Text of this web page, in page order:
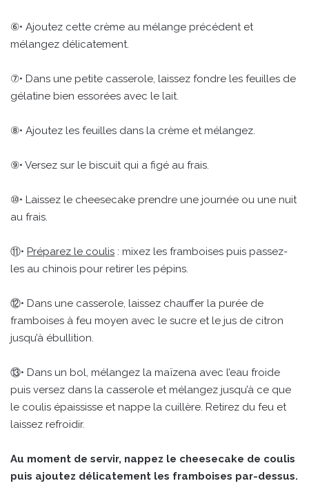
⑥• Ajoutez cette crème au mélange précédent et
mélangez délicatement.
⑦• Dans une petite casserole, laissez fondre les feuilles de
gélatine bien essorées avec le lait.
⑧• Ajoutez les feuilles dans la crème et mélangez.
⑨• Versez sur le biscuit qui a figé au frais.
⑩• Laissez le cheesecake prendre une journée ou une nuit
au frais.
⑪• Préparez le coulis : mixez les framboises puis passez-
les au chinois pour retirer les pépins.
⑫• Dans une casserole, laissez chauffer la purée de
framboises à feu moyen avec le sucre et le jus de citron
jusqu’à ébullition.
⑬• Dans un bol, mélangez la maïzena avec l’eau froide
puis versez dans la casserole et mélangez jusqu’à ce que
le coulis épaississe et nappe la cuillère. Retirez du feu et
laissez refroidir.
Au moment de servir, nappez le cheesecake de coulis
puis ajoutez délicatement les framboises par-dessus.